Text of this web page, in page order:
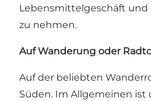
Lebensmittelgeschäft und
zu nehmen.
Auf Wanderung oder
Auf der beliebten
Süden. Im Allgemeinen ist